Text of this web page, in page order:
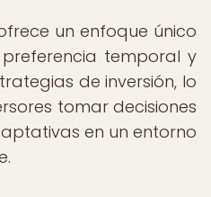
un enfoque único
temporal y
de inversión, lo
tomar decisiones
en un entorno